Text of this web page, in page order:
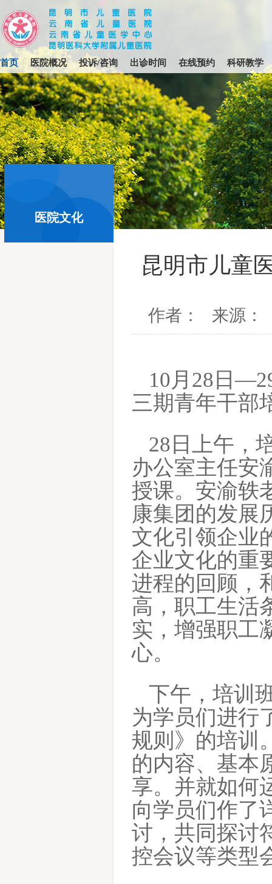
首页 医院概况 投诉/咨询 出诊时间 在线预约 科研教学
医院文化 首页>医院文化
昆明市儿童
作者： 来源：
10月28日
三期青年干部
28日上午，
办公室主任安
授课。安渝轶
康集团的发展
文化引领企业
企业文化的重
进程的回顾，
高，职工生活
实，增强职工
心。
下午，培训
为学员们进行
规则》的培训
的内容、基本
享。并就如何
向学员们作了
讨 ， 共同探讨
控会议等类型